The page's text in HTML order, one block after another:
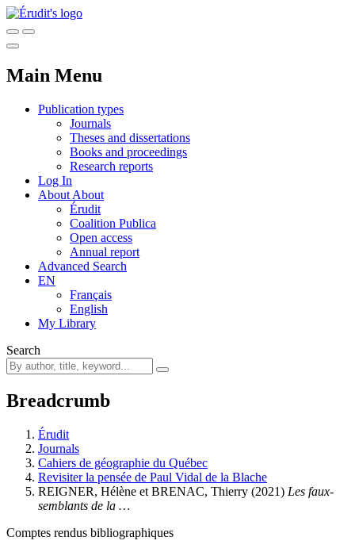
Main Menu
Publication types
Journals
Theses and dissertations
Books and proceedings
Research reports
Log In
About About
Érudit
Coalition Publica
Open access
Annual report
Advanced Search
EN
Français
English
My Library
Search
Breadcrumb
Érudit
Journals
Cahiers de géographie du Québec
Revisiter la pensée de Paul Vidal de la Blache
REIGNER, Hélène et BRENAC, Thierry (2021) Les faux-
semblants de la …
Comptes rendus bibliographiques